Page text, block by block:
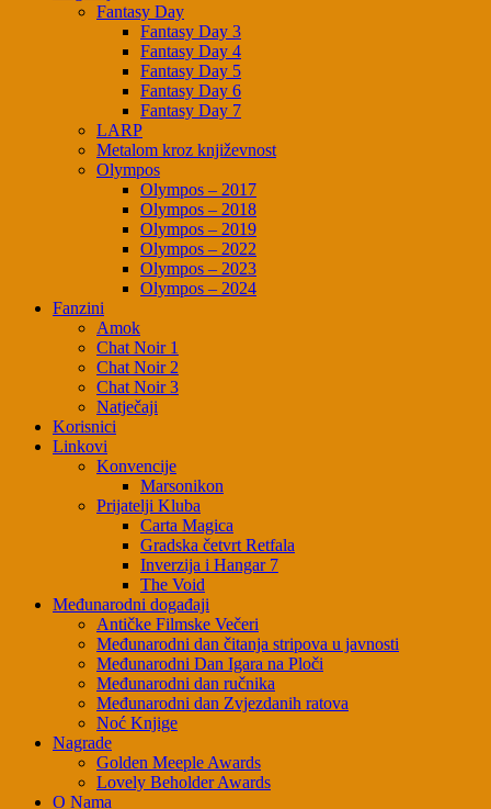
Fantasy Day
Fantasy Day 3
Fantasy Day 4
Fantasy Day 5
Fantasy Day 6
Fantasy Day 7
LARP
Metalom kroz književnost
Olympos
Olympos – 2017
Olympos – 2018
Olympos – 2019
Olympos – 2022
Olympos – 2023
Olympos – 2024
Fanzini
Amok
Chat Noir 1
Chat Noir 2
Chat Noir 3
Natječaji
Korisnici
Linkovi
Konvencije
Marsonikon
Prijatelji Kluba
Carta Magica
Gradska četvrt Retfala
Inverzija i Hangar 7
The Void
Međunarodni događaji
Antičke Filmske Večeri
Međunarodni dan čitanja stripova u javnosti
Međunarodni Dan Igara na Ploči
Međunarodni dan ručnika
Međunarodni dan Zvjezdanih ratova
Noć Knjige
Nagrade
Golden Meeple Awards
Lovely Beholder Awards
O Nama